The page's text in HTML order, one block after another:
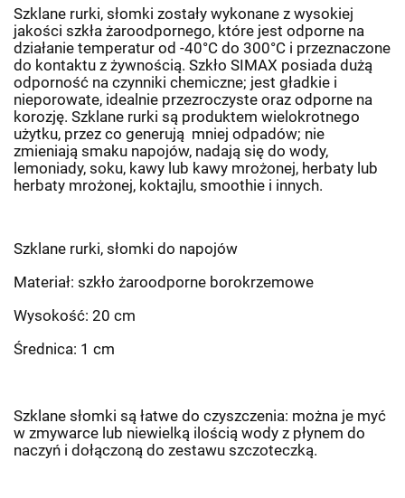
Szklane rurki, słomki zostały wykonane z wysokiej
jakości szkła żaroodpornego, które jest odporne na
działanie temperatur od -40°C do 300°C i przeznaczone
do kontaktu z żywnością. Szkło SIMAX posiada dużą
odporność na czynniki chemiczne; jest gładkie i
nieporowate, idealnie przezroczyste oraz odporne na
korozję. Szklane rurki są produktem wielokrotnego
użytku, przez co generują mniej odpadów; nie
zmieniają smaku napojów, nadają się do wody,
lemoniady, soku, kawy lub kawy mrożonej, herbaty lub
herbaty mrożonej, koktajlu, smoothie i innych.
Szklane rurki, słomki do napojów
Materiał: szkło żaroodporne borokrzemowe
Wysokość: 20 cm
Średnica: 1 cm
Szklane słomki są łatwe do czyszczenia: można je myć
w zmywarce lub niewielką ilością wody z płynem do
naczyń i dołączoną do zestawu szczoteczką.